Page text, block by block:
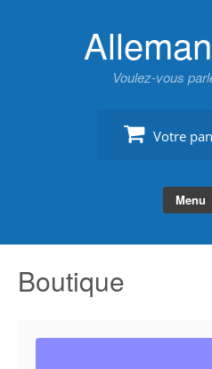
Voulez-vous
Votre
Menu
Boutique